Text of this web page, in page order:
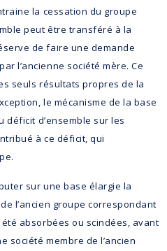
la cessation du groupe
peut être transféré à la
de faire une demande
l’ancienne société mère. Ce
seuls résultats propres de la
le mécanisme de la base
déficit d’ensemble sur les
à ce déficit, qui
sur une base élargie la
l’ancien groupe correspondant
absorbées ou scindées, avant
société membre de l’ancien